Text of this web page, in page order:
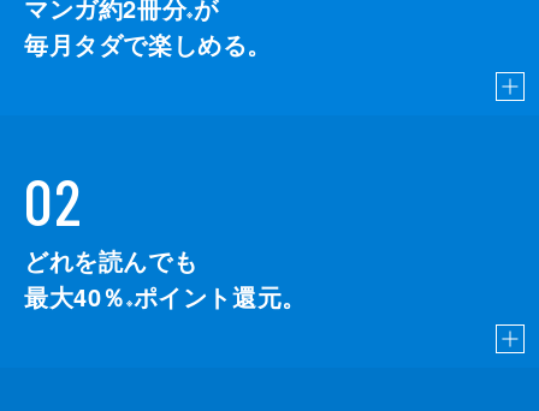
マンガ約2冊分※が
毎月タダで楽しめる。
02
どれを読んでも
最大40％ ※ポイント還元。